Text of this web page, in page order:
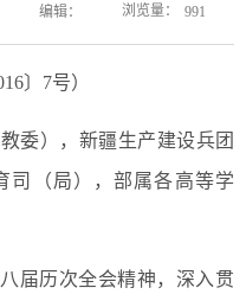
编辑： 浏览量： 991
〕7号）
委），新疆生产建设兵团
司（局），部属各高等学
届历次全会精神，深入贯